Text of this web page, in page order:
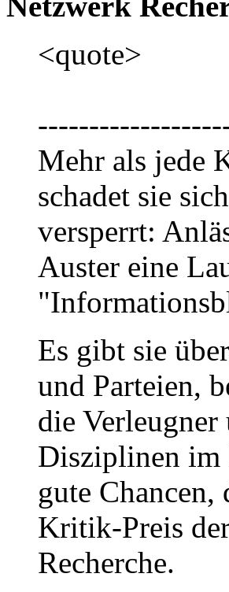
<quote>
Mehr als jede
schadet sie
versperrt:
Auster eine
Es gibt sie
und Parteien,
die
Disziplinen im
gute Chancen,
Kritik-Preis
Recherche.